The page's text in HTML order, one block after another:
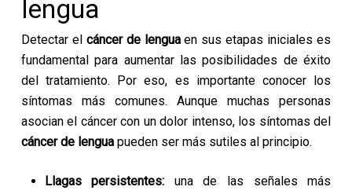
lengua
Detectar el cáncer de lenguaen sus etapas iniciales es
fundamental para aumentar las posibilidades de éxito
del tratamiento. Por eso, es importante conocer los
síntomas más comunes. Aunque muchas personas
asocian el cáncer con un dolor intenso, los síntomas del
cáncer de lenguapueden ser más sutiles al principio.
Llagas persistentes: una de las señales más